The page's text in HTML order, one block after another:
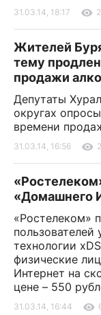
31.03.14, 18:17
Жителей
тему
продажи
Депутаты
округах
времени
31.03.14, 16:56
«Домашнего
«Ростелеком»
технологии
физические
Интернет на
цене – 550
31.03.14, 16:44